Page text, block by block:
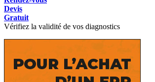
Devis
Gratuit
Vérifiez la validité de vos diagnostics